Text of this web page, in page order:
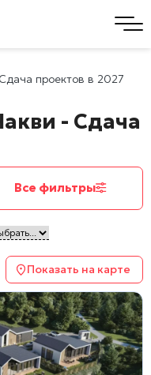
проектов в 2027
- Сдача
Все фильтры
Показать на карте